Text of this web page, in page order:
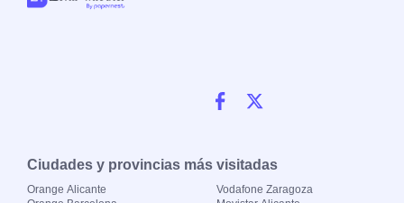
Ciudades y provincias más visitadas
Orange Alicante
Vodafone Zaragoza